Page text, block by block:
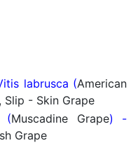
labrusca (American
Slip - Skin Grape
(Muscadine Grape) -
Grape